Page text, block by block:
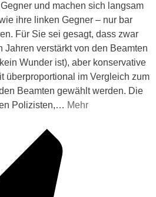
und machen sich langsam
ihre linken Gegner – nur bar
Für Sie sei gesagt, dass zwar
Jahren verstärkt von den Beamten
Wunder ist), aber konservative
überproportional im Vergleich zum
Beamten gewählt werden. Die
Polizisten,… Mehr